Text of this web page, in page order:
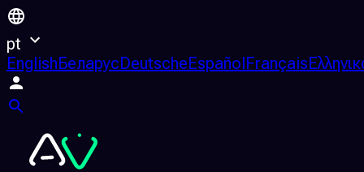
pt
EnglishБеларусDeutscheEspañolFrançais